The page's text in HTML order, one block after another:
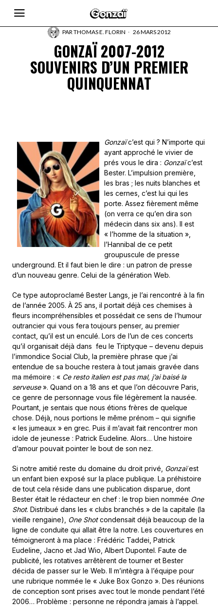
PARTHOMAS E. FLORIN 26 MARS 2012
GONZAÏ 2007-2012
SOUVENIRS D’UN PREMIER
QUINQUENNAT
Gonzaïc’est qui ? N’importe qui
ayant approché le vivier de
prés vous le dira : Gonzaïc’est
Bester. L’impulsion première,
les bras ; les nuits blanches et
les cernes, c’est lui qui les
porte. Assez fièrement même
(on verra ce qu’en dira son
médecin dans six ans). Il est
« l’homme de la situation »,
l’Hannibal de ce petit
groupuscule de presse
underground. Et il faut bien le dire : un patron de presse
d’un nouveau genre. Celui de la génération Web.
Ce type autoproclamé Bester Langs, je l’ai rencontré à la fin
de l’année 2005. À 25 ans, il portait déjà ces chemises à
fleurs incompréhensibles et possédait ce sens de l’humour
outrancier qui vous fera toujours penser, au premier
contact, qu’il est un enculé. Lors de l’un de ces concerts
qu’il organisait déjà dans feu le Triptyque – devenu depuis
l’immondice Social Club, la première phrase que j’ai
entendue de sa bouche restera à tout jamais gravée dans
ma mémoire : « Ce resto italien est pas mal, j’ai baisé la
serveuse». Quand on a 18 ans et que l’on découvre Paris,
ce genre de personnage vous file légèrement la nausée.
Pourtant, je sentais que nous étions frères de quelque
chose. Déjà, nous portions le même prénom – qui signifie
« les jumeaux » en grec. Puis il m’avait fait rencontrer mon
idole de jeunesse : Patrick Eudeline. Alors… Une histoire
d’amour pouvait pointer le bout de son nez.
Si notre amitié reste du domaine du droit privé, Gonzaïest
un enfant bien exposé sur la place publique. La préhistoire
de tout cela réside dans une publication disparue, dont
Bester était le rédacteur en chef : le trop bien nommée One
Shot. Distribué dans les « clubs branchés » de la capitale (la
vieille rengaine),
One Shotcondensait déjà beaucoup de la
ligne de conduite qui allait être la notre. Les couvertures en
témoigneront à ma place : Frédéric Taddei, Patrick
Eudeline, Jacno et Jad Wio, Albert Dupontel. Faute de
publicité, les rotatives arrêtèrent de tourner et Bester
décida de passer sur le Web. Il m’intègra à l’équipe pour
une rubrique nommée le « Juke Box Gonzo ». Des réunions
de conception sont prises avec tout le monde pendant l’été
2006… Problème : personne ne répondra jamais à l’appel.